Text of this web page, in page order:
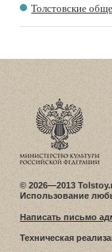
Толстовские
© 2026—2013
Использование
Написать письмо
Техническая